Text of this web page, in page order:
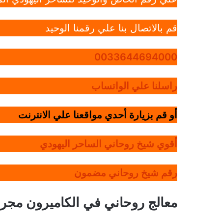
قم بالاتصال بنا علي رقمنا الوحيد
0033644694000
راسلنا علي الواتساب
أو قم بزيارة أحدي مواقعنا علي الانترنت
أقوي شيخ روحاني الساحر اليهودي
رقم شيخ روحاني مضمون
معالج روحاني في الكاميرون